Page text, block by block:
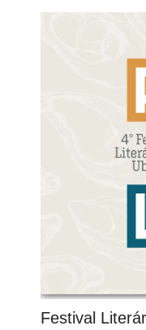
Festival